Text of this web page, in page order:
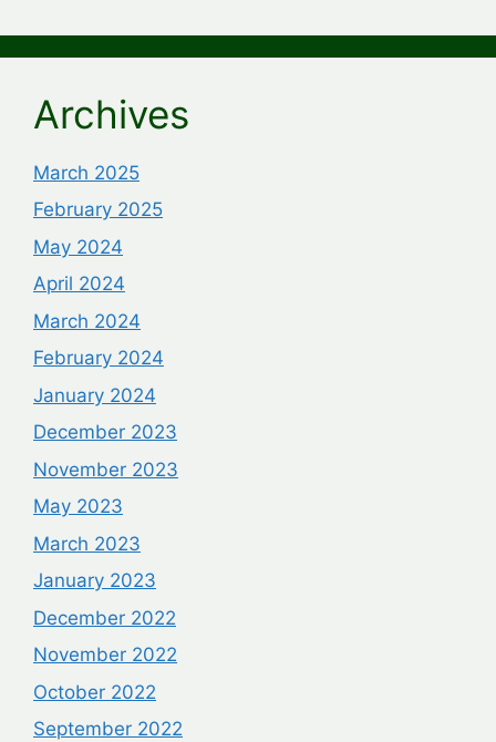
Archives
March 2025
February 2025
May 2024
April 2024
March 2024
February 2024
January 2024
December 2023
November 2023
May 2023
March 2023
January 2023
December 2022
November 2022
October 2022
September 2022